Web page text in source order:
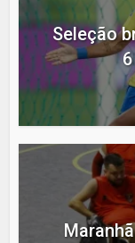
Seleção